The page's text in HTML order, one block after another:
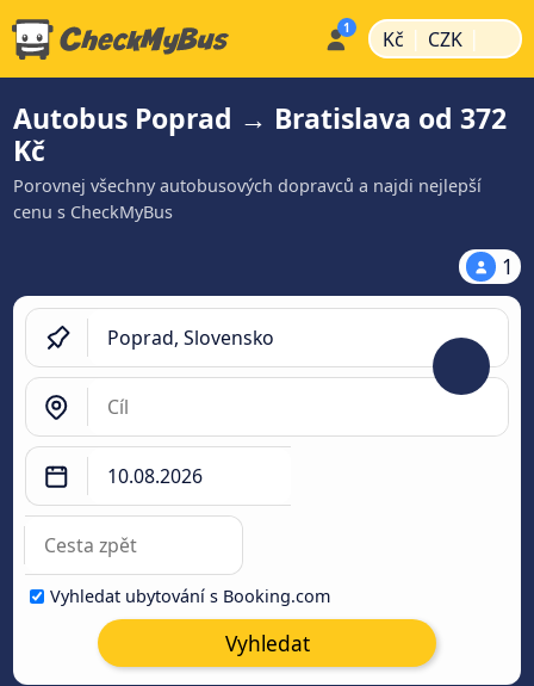
Kč | CZK |
Autobus Poprad → Bratislava od 372
Kč
Porovnej všechny autobusových dopravců a najdi nejlepší
cenu s CheckMyBus
1
Vyhledat ubytování s Booking.com
Vyhledat